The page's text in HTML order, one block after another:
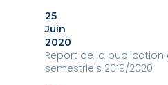
25
Juin
2020
Report de la publication
semestriels 2019/2020